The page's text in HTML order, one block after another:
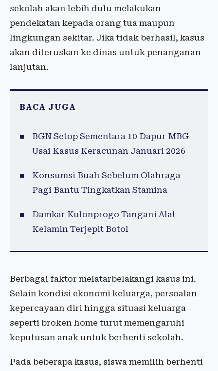
sekolah akan lebih dulu melakukan
pendekatan kepada orang tua maupun
lingkungan sekitar. Jika tidak berhasil, kasus
akan diteruskan ke dinas untuk penanganan
lanjutan.
BACA JUGA
BGN Setop Sementara 10 Dapur MBG
Usai Kasus Keracunan Januari 2026
Konsumsi Buah Sebelum Olahraga
Pagi Bantu Tingkatkan Stamina
Damkar Kulonprogo Tangani Alat
Kelamin Terjepit Botol
Berbagai faktor melatarbelakangi kasus ini.
Selain kondisi ekonomi keluarga, persoalan
kepercayaan diri hingga situasi keluarga
seperti broken home turut memengaruhi
keputusan anak untuk berhenti sekolah.
Pada beberapa kasus, siswa memilih berhenti